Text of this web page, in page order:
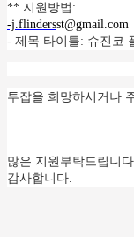
** 지원방법:
-j.flindersst@gmail.com
- 제목 타이틀: 슈진코
투잡을 희망하시거나
많은 지원부탁드립니
감사합니다.